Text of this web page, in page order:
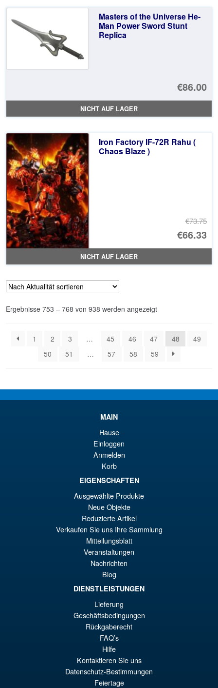
Masters of the Universe He-
Man Power Sword Stunt
Replica
€86.00
NICHT AUF LAGER
Iron Factory IF-72R Rahu (
Chaos Blaze )
€73.75
€66.33
NICHT AUF LAGER
Ergebnisse 753 – 768 von 938 werden angezeigtNach
sortiert
1
2 3 … 45 46 47 48
49
50
51 … 57 58 59
MAIN
Hause
Einloggen
Anmelden
Korb
EIGENSCHAFTEN
Ausgewählte Produkte
Neue Objekte
Reduzierte Artikel
Verkaufen Sie uns Ihre Sammlung
Mitteilungsblatt
Veranstaltungen
Nachrichten
Blog
DIENSTLEISTUNGEN
Lieferung
Geschäftsbedingungen
Rückgaberecht
FAQ’s
Hilfe
Kontaktieren Sie uns
Datenschutz-Bestimmungen
Feiertage